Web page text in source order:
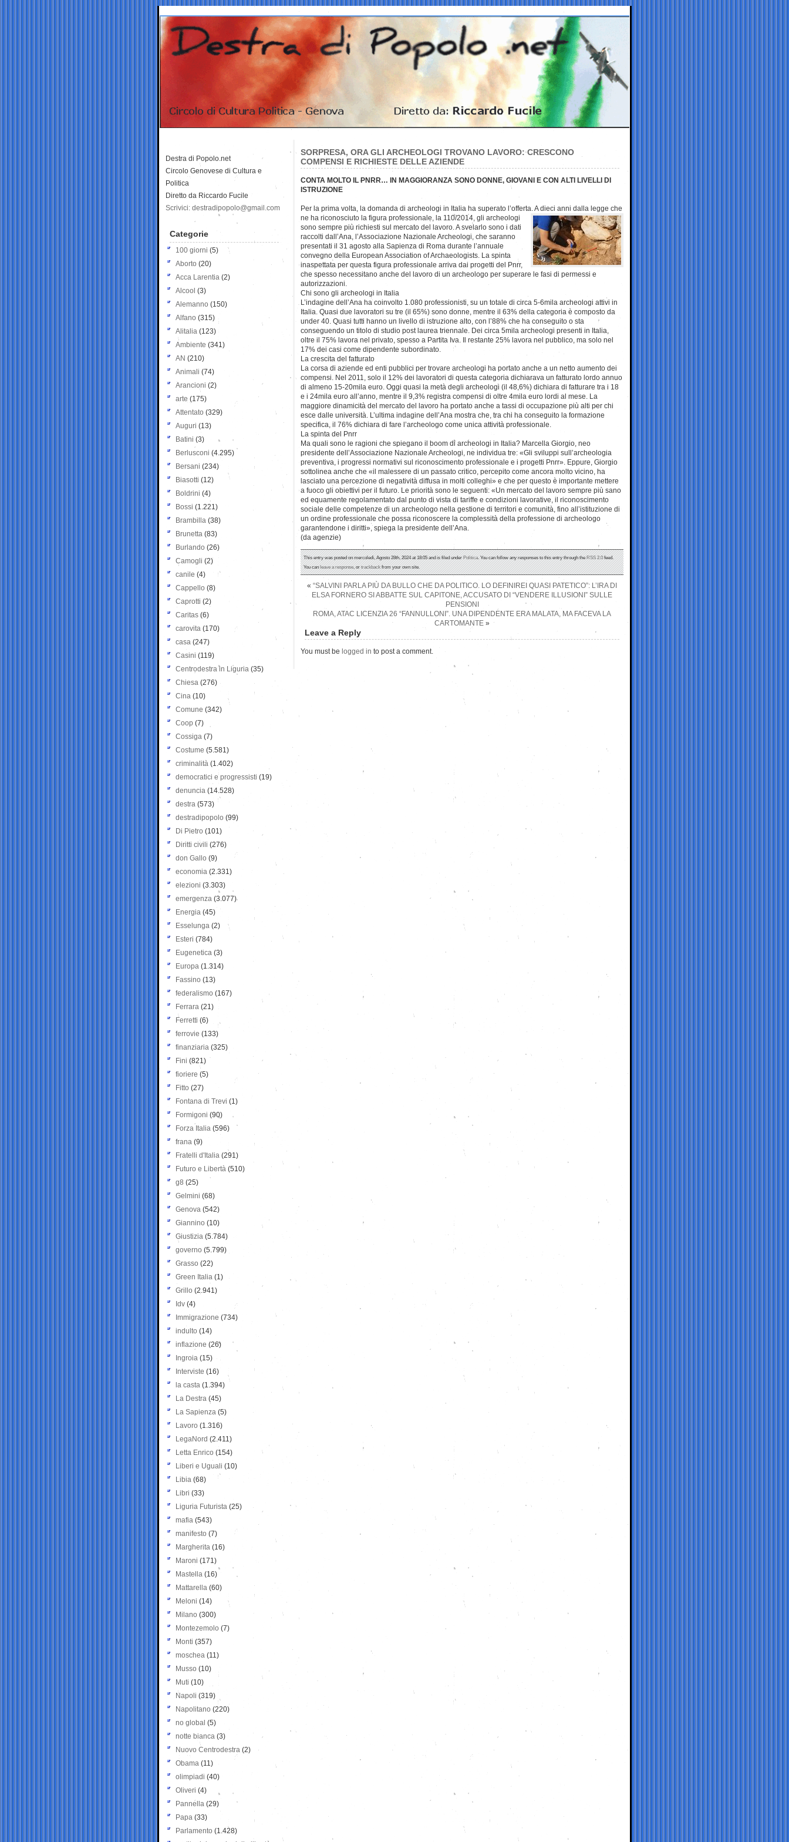
SORPRESA, ORA GLI ARCHEOLOGI TROVANO LAVORO: CRESCONO
COMPENSI E RICHIESTE DELLE AZIENDE
CONTA MOLTO IL PNRR… IN MAGGIORANZA SONO DONNE, GIOVANI E CON ALTI LIVELLI DI
ISTRUZIONE
Per la prima volta, la domanda di archeologi in Italia ha superato l’offerta. A dieci anni dalla legge che
ne ha riconosciuto la figura professionale, la 110/2014, gli archeologi
sono sempre più richiesti sul mercato del lavoro. A svelarlo sono i dati
raccolti dall’Ana, l’Associazione Nazionale Archeologi, che saranno
presentati il 31 agosto alla Sapienza di Roma durante l’annuale
convegno della European Association of Archaeologists. La spinta
inaspettata per questa figura professionale arriva dai progetti del Pnrr,
che spesso necessitano anche del lavoro di un archeologo per superare le fasi di permessi e
autorizzazioni.
Chi sono gli archeologi in Italia
L’indagine dell’Ana ha coinvolto 1.080 professionisti, su un totale di circa 5-6mila archeologi attivi in
Italia. Quasi due lavoratori su tre (il 65%) sono donne, mentre il 63% della categoria è composto da
under 40. Quasi tutti hanno un livello di istruzione alto, con l’88% che ha conseguito o sta
conseguendo un titolo di studio post laurea triennale. Dei circa 5mila archeologi presenti in Italia,
oltre il 75% lavora nel privato, spesso a Partita Iva. Il restante 25% lavora nel pubblico, ma solo nel
17% dei casi come dipendente subordinato.
La crescita del fatturato
La corsa di aziende ed enti pubblici per trovare archeologi ha portato anche a un netto aumento dei
compensi. Nel 2011, solo il 12% dei lavoratori di questa categoria dichiarava un fatturato lordo annuo
di almeno 15-20mila euro. Oggi quasi la metà degli archeologi (il 48,6%) dichiara di fatturare tra i 18
e i 24mila euro all’anno, mentre il 9,3% registra compensi di oltre 4mila euro lordi al mese. La
maggiore dinamicità del mercato del lavoro ha portato anche a tassi di occupazione più alti per chi
esce dalle università. L’ultima indagine dell’Ana mostra che, tra chi ha conseguito la formazione
specifica, il 76% dichiara di fare l’archeologo come unica attività professionale.
La spinta del Pnrr
Ma quali sono le ragioni che spiegano il boom di archeologi in Italia? Marcella Giorgio, neo
presidente dell’Associazione Nazionale Archeologi, ne individua tre: «Gli sviluppi sull’archeologia
preventiva, i progressi normativi sul riconoscimento professionale e i progetti Pnrr». Eppure, Giorgio
sottolinea anche che «il malessere di un passato critico, percepito come ancora molto vicino, ha
lasciato una percezione di negatività diffusa in molti colleghi» e che per questo è importante mettere
a fuoco gli obiettivi per il futuro. Le priorità sono le seguenti: «Un mercato del lavoro sempre più sano
ed equamente regolamentato dal punto di vista di tariffe e condizioni lavorative, il riconoscimento
sociale delle competenze di un archeologo nella gestione di territori e comunità, fino all’istituzione di
un ordine professionale che possa riconoscere la complessità della professione di archeologo
garantendone i diritti», spiega la presidente dell’Ana.
(da agenzie)
This entry was posted on mercoledì, Agosto 28th, 2024 at 18:05 and is filed underPolitica. You can follow any responses to this entry through theRSS 2.0feed.
You canleave a response, ortrackbackfrom your own site.
« “SALVINI PARLA PIÙ DA BULLO CHE DA POLITICO. LO DEFINIREI QUASI PATETICO”: L’IRA DI
ELSA FORNERO SI ABBATTE SUL CAPITONE, ACCUSATO DI “VENDERE ILLUSIONI” SULLE
PENSIONI
ROMA, ATAC LICENZIA 26 “FANNULLONI”. UNA DIPENDENTE ERA MALATA, MA FACEVA LA
CARTOMANTE »
Leave a Reply
You must be logged in to post a comment.
Destra di Popolo.net
Circolo Genovese di Cultura e
Politica
Diretto da Riccardo Fucile
Scrivici: destradipopolo@gmail.com
Categorie
100 giorni (5)
Aborto (20)
Acca Larentia (2)
Alcool (3)
Alemanno (150)
Alfano (315)
Alitalia (123)
Ambiente (341)
AN (210)
Animali (74)
Arancioni (2)
arte (175)
Attentato (329)
Auguri (13)
Batini (3)
Berlusconi (4.295)
Bersani (234)
Biasotti (12)
Boldrini (4)
Bossi (1.221)
Brambilla (38)
Brunetta (83)
Burlando (26)
Camogli (2)
canile (4)
Cappello (8)
Caprotti (2)
Caritas (6)
carovita (170)
casa (247)
Casini (119)
Centrodestra in Liguria (35)
Chiesa (276)
Cina (10)
Comune (342)
Coop (7)
Cossiga (7)
Costume (5.581)
criminalità (1.402)
democratici e progressisti (19)
denuncia (14.528)
destra (573)
destradipopolo (99)
Di Pietro (101)
Diritti civili (276)
don Gallo (9)
economia (2.331)
elezioni (3.303)
emergenza (3.077)
Energia (45)
Esselunga (2)
Esteri (784)
Eugenetica (3)
Europa (1.314)
Fassino (13)
federalismo (167)
Ferrara (21)
Ferretti (6)
ferrovie (133)
finanziaria (325)
Fini (821)
fioriere (5)
Fitto (27)
Fontana di Trevi (1)
Formigoni (90)
Forza Italia (596)
frana (9)
Fratelli d'Italia (291)
Futuro e Libertà (510)
g8 (25)
Gelmini (68)
Genova (542)
Giannino (10)
Giustizia (5.784)
governo (5.799)
Grasso (22)
Green Italia (1)
Grillo (2.941)
Idv (4)
Immigrazione (734)
indulto (14)
inflazione (26)
Ingroia (15)
Interviste (16)
la casta (1.394)
La Destra (45)
La Sapienza (5)
Lavoro (1.316)
LegaNord (2.411)
Letta Enrico (154)
Liberi e Uguali (10)
Libia (68)
Libri (33)
Liguria Futurista (25)
mafia (543)
manifesto (7)
Margherita (16)
Maroni (171)
Mastella (16)
Mattarella (60)
Meloni (14)
Milano (300)
Montezemolo (7)
Monti (357)
moschea (11)
Musso (10)
Muti (10)
Napoli (319)
Napolitano (220)
no global (5)
notte bianca (3)
Nuovo Centrodestra (2)
Obama (11)
olimpiadi (40)
Oliveri (4)
Pannella (29)
Papa (33)
Parlamento (1.428)